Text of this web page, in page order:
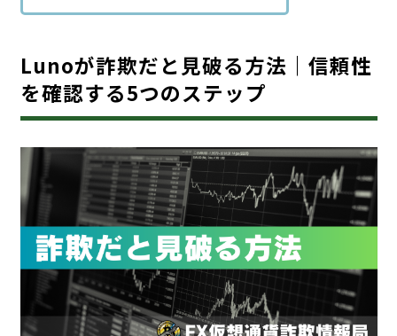
Lunoが詐欺だと見破る方法｜信頼性
を確認する5つのステップ